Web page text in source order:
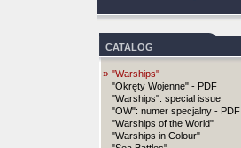
CATALOG
» "Warships"
"Okręty Wojenne" - PDF
"Warships": special issue
"OW": numer specjalny - PDF
"Warships of the World"
"Warships in Colour"